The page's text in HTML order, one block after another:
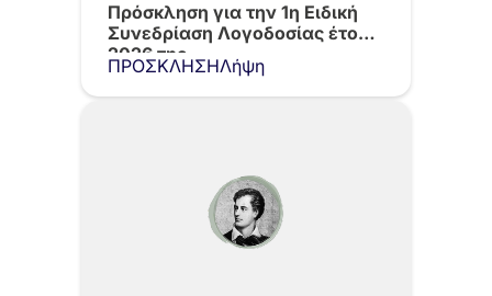
Πρόσκληση για την 1η Ειδική
Συνεδρίαση Λογοδοσίας έτους
2026 της…
ΠΡΟΣΚΛΗΣΗΛήψη